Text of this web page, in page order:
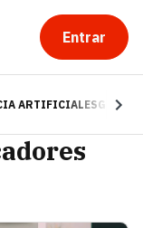
Entrar
ARTIFICIALESG